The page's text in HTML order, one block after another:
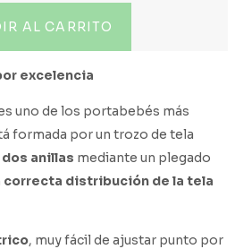
AL CARRITO
excelencia
uno de los portabebés más
formada por un trozo de tela
dos anillas mediante un plegado
correcta distribución de la tela
, muy fácil de ajustar punto por